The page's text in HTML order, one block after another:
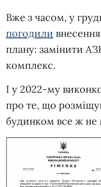
Вже з часом, у
погодили
плану: замінити
комплекс.
І у 2022-му
про те, що
будинком все ж